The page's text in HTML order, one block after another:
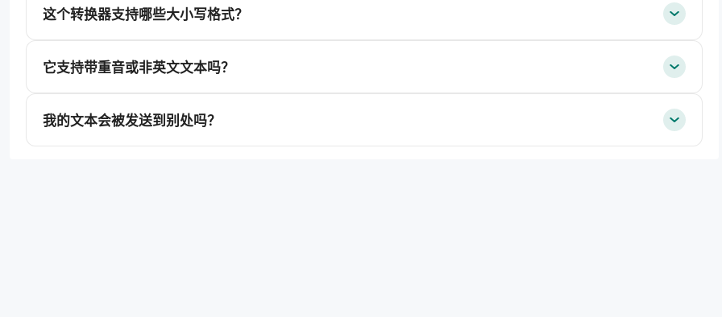
这个转换器支持哪些大小写格式？
它支持带重音或非英文文本吗？
我的文本会被发送到别处吗？